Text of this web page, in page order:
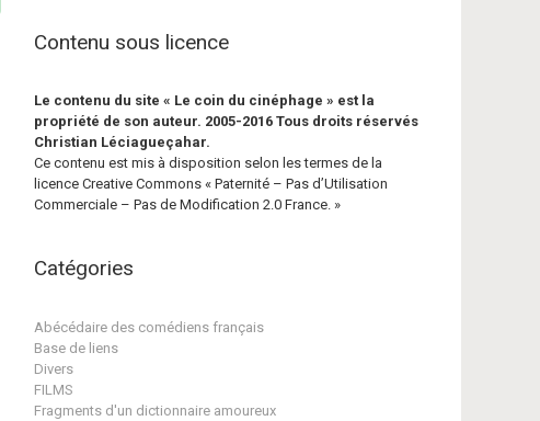
Contenu sous licence
Le contenu du site « Le coin du cinéphage » est la
propriété de son auteur. 2005-2016 Tous droits réservés
Christian Léciagueçahar.
Ce contenu est mis à disposition selon les termes de la
licence Creative Commons « Paternité – Pas d’Utilisation
Commerciale – Pas de Modification 2.0 France. »
Catégories
Abécédaire des comédiens français
Base de liens
Divers
FILMS
Fragments d'un dictionnaire amoureux